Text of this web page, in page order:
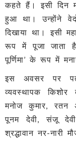
कहते हैं। इसी दिन
हुआ था। उन्होंने
दिखाया था। इसी
रूप में पूजा जाता
पूर्णिमा’ के रूप में
इस अवसर पर
व्यवस्थापक किशोर
मनोज कुमार, रतन
पूनम देवी, संजू
श्रद्धावान नर-नारी